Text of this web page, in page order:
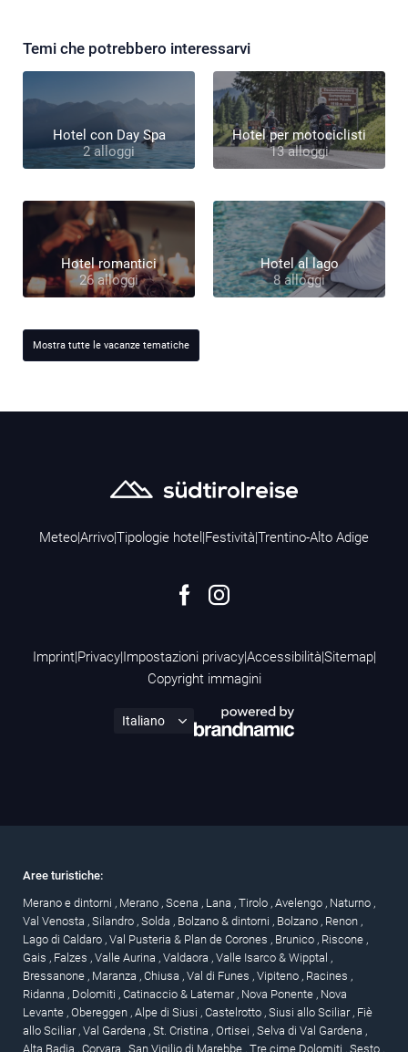
Temi che potrebbero interessarvi
Hotel con Day Spa
2 alloggi
Hotel per motociclisti
13 alloggi
Hotel romantici
26 alloggi
Hotel al lago
8 alloggi
Mostra tutte le vacanze tematiche
Meteo|Arrivo|Tipologie hotel |Festività|Trentino-Alto Adige
Imprint|Privacy|Impostazioni privacy|Accessibilità|Sitemap|
Copyright immagini
Aree turistiche:
Merano e dintorni , Merano , Scena , Lana , Tirolo , Avelengo , Naturno ,
Val Venosta , Silandro , Solda , Bolzano & dintorni , Bolzano , Renon ,
Lago di Caldaro , Val Pusteria & Plan de Corones , Brunico , Riscone ,
Gais , Falzes , Valle Aurina , Valdaora , Valle Isarco & Wipptal ,
Bressanone , Maranza , Chiusa , Val di Funes , Vipiteno , Racines ,
Ridanna , Dolomiti , Catinaccio & Latemar , Nova Ponente , Nova
Levante , Obereggen , Alpe di Siusi , Castelrotto , Siusi allo Sciliar , Fiè
allo Sciliar , Val Gardena , St. Cristina , Ortisei , Selva di Val Gardena ,
Alta Badia , Corvara , San Vigilio di Marebbe , Tre cime Dolomiti , Sesto ,